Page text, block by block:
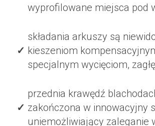
wyprofilowane miejsca pod
składania arkuszy są
kieszeniom
specjalnym wycięciom,
przednia krawędź
zakończona w innowacyjny
uniemożliwiający zaleganie